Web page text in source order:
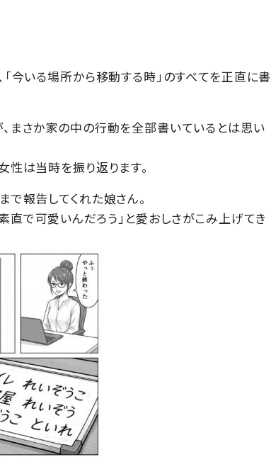
「今いる場所から移動する時」のすべてを正直に書
、まさか家の中の行動を全部書いているとは思い
性は当時を振り返ります。
で報告してくれた娘さん。
で可愛いんだろう」と愛おしさがこみ上げてき